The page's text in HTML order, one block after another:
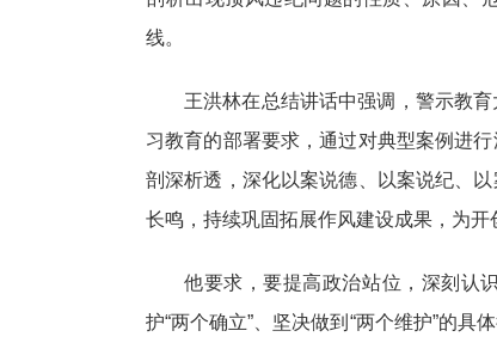
线。
王洪林在总结讲话中强调，警示教
习教育的部署要求，通过对典型案例进
剖深析透，深化以案说德、以案说纪、
长鸣，持续巩固拓展作风建设成果，为开
他要求，要提高政治站位，深刻认
护“两个确立”、坚决做到“两个维护”的